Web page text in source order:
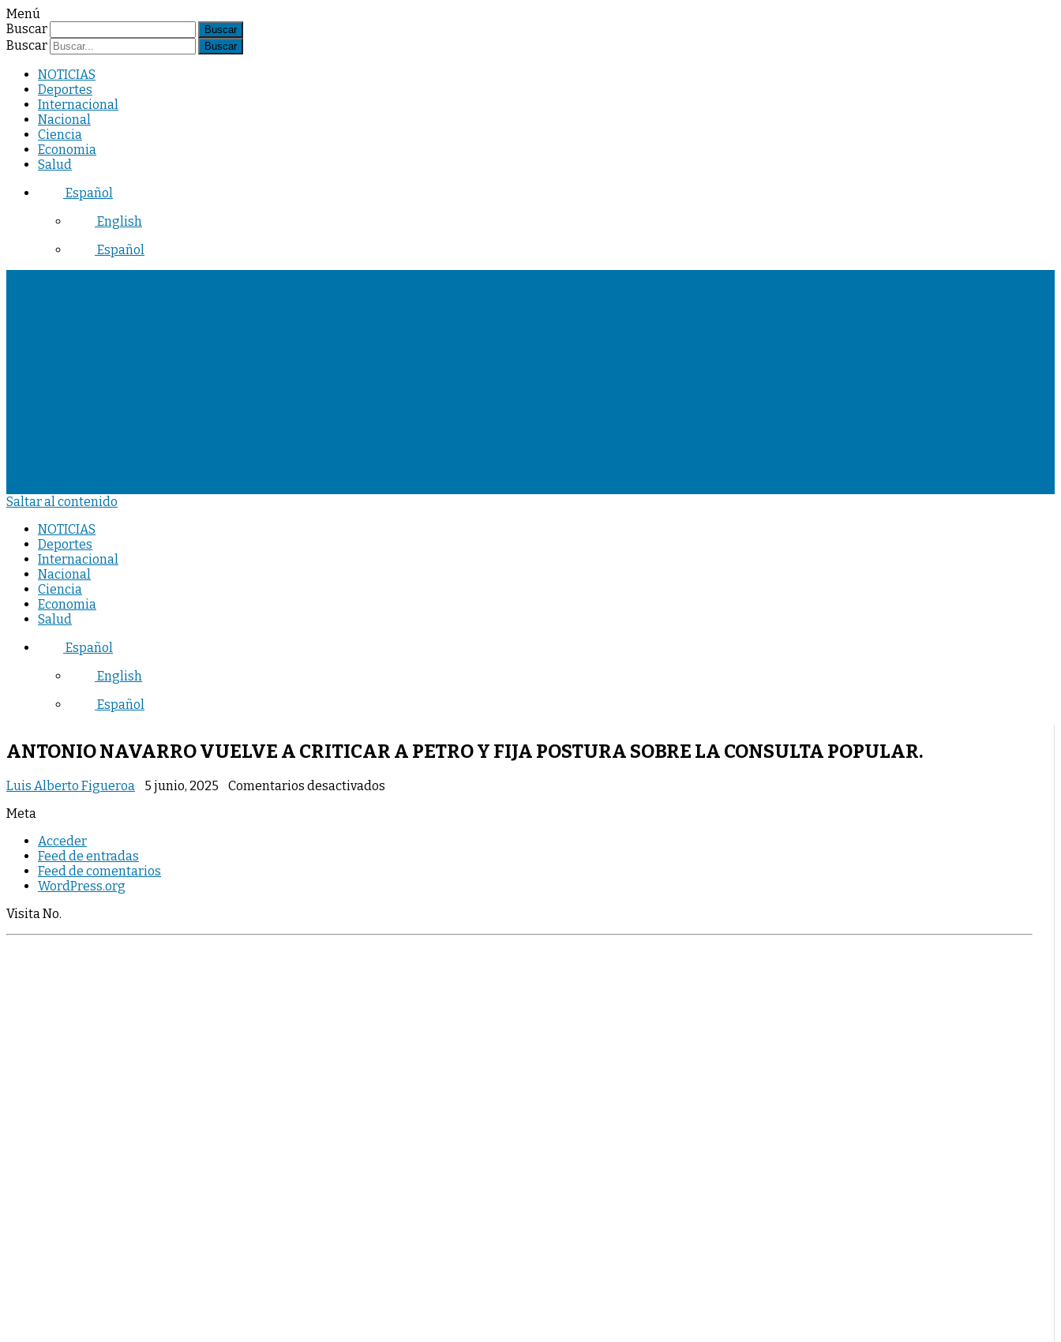
Menú
Buscar
Buscar
NOTICIAS
Deportes
Internacional
Nacional
Ciencia
Economia
Salud
Español
English
Español
Saltar al contenido
NOTICIAS
Deportes
Internacional
Nacional
Ciencia
Economia
Salud
Español
English
Español
ANTONIO NAVARRO VUELVE A CRITICAR A PETRO Y FIJA POSTURA SOBRE LA CONSULTA POPULAR.
Luis Alberto Figueroa 5 junio, 2025 Comentarios desactivados
POSTURA
Meta
Acceder
Feed de entradas
Feed de comentarios
WordPress.org
Visita No.